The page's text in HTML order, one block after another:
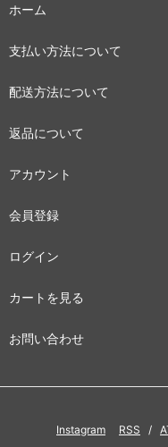
ホーム
支払い方法について
配送方法について
返品について
アカウント
会員登録
ログイン
カートを見る
お問い合わせ
Instagram RSS /